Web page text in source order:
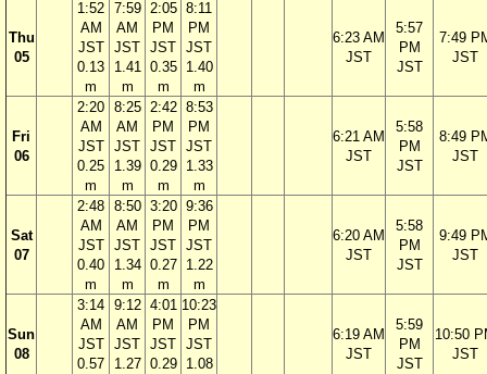
Thu
05
1:52
AM
JST
0.13
m
7:59
AM
JST
1.41
m
2:05
PM
JST
0.35
m
8:11
PM
JST
1.40
m
6:23 AM
JST
5:57
PM
JST
7:49
JST
Fri
06
2:20
AM
JST
0.25
m
8:25
AM
JST
1.39
m
2:42
PM
JST
0.29
m
8:53
PM
JST
1.33
m
6:21 AM
JST
5:58
PM
JST
8:49
JST
Sat
07
2:48
AM
JST
0.40
m
8:50
AM
JST
1.34
m
3:20
PM
JST
0.27
m
9:36
PM
JST
1.22
m
6:20 AM
JST
5:58
PM
JST
9:49
JST
Sun
08
3:14
AM
JST
0.57
9:12
AM
JST
1.27
4:01
PM
JST
0.29
10:23
PM
JST
1.08
6:19 AM
JST
5:59
PM
JST
10:50
JST